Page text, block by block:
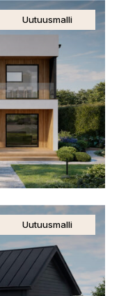
Uutuusmalli
Uutuusmalli